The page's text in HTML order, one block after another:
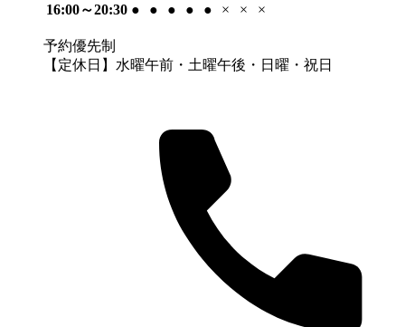
16:00～20:30 ● ● ● ● ● × × ×
予約優先制
【定休日】水曜午前・土曜午後・日曜・祝日